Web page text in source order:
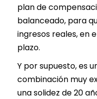
plan de
balanceado, para
ingresos reales, en
plazo.
Y por supuesto, es
combinación muy
una solidez de 20